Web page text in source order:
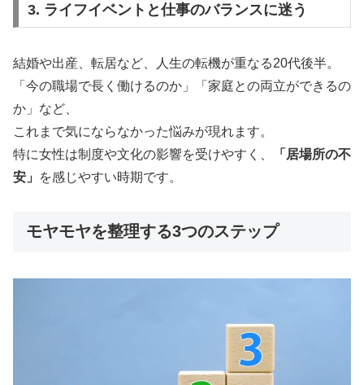
3. ライフイベントと仕事のバランスに迷う
結婚や出産、転居など、人生の転機が重なる20代後半。
「今の職場で長く働けるのか」「家庭との両立ができるの
か」など、
これまで気にならなかった悩みが現れます。
特に女性は制度や文化の影響を受けやすく、
「居場所の不
安」
を感じやすい時期です。
モヤモヤを整理する3つのステップ